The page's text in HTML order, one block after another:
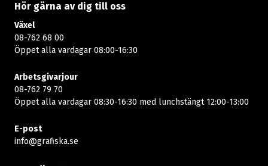
Hör gärna av dig till oss
Växel
08-762 68 00
Öppet alla vardagar 08:00-16:30​​
Arbetsgivarjour
08-762 79 70
Öppet alla vardagar 08:30-16:30 med lunchstängt 12:00-13:00​
E-post
info@grafiska.se